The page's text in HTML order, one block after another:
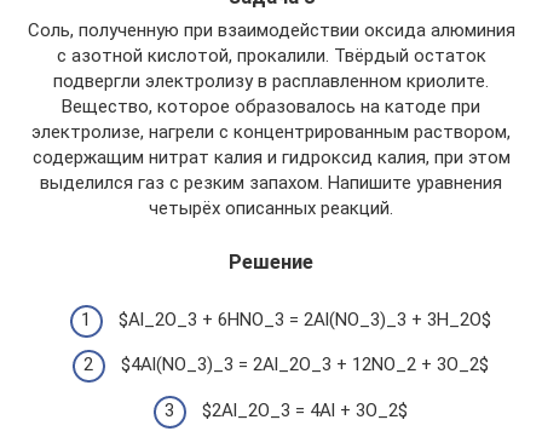
Соль, полученную при взаимодействии оксида алюминия
с азотной кислотой, прокалили. Твёрдый остаток
подвергли электролизу в расплавленном криолите.
Вещество, которое образовалось на катоде при
электролизе, нагрели с концентрированным раствором,
содержащим нитрат калия и гидроксид калия, при этом
выделился газ с резким запахом. Напишите уравнения
четырёх описанных реакций.
Решение
$Al_2O_3 + 6HNO_3 = 2Al(NO_3)_3 + 3H_2O$
$4Al(NO_3)_3 = 2Al_2O_3 + 12NO_2 + 3O_2$
$2Al_2O_3 = 4Al + 3O_2$